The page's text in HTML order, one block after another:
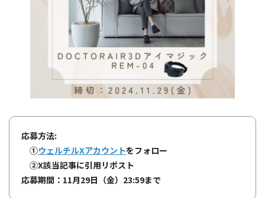
応募方法:
①ウェルチルXアカウントをフォロー
②X該当記事に引用リポスト
応募期間：11月29日（金）23:59まで